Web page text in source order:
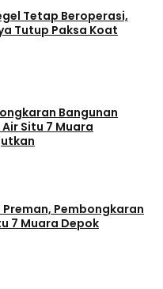
Tetap Beroperasi,
Tutup Paksa Koat
Bangunan
Situ 7 Muara
Pembongkaran
7 Muara Depok